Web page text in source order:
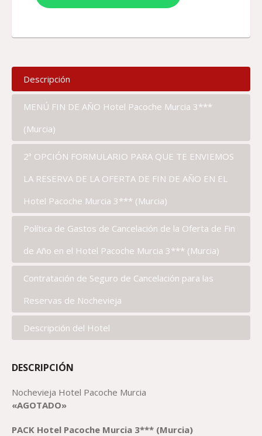
Descripción
MENÚ FIN DE AÑO Hotel Pacoche Murcia 3***
(Murcia)
2ª OPCIÓN FORMULARIO PARA QUE TE ENVIEMOS
LA RESERVA DE LA OFERTA DE FIN DE AÑO EN EL
Hotel Pacoche Murcia 3*** (Murcia)
Política de Gastos de Cancelación de la Oferta de Fin
de Año en el Hotel Pacoche Murcia 3*** (Murcia)
Contratación de Seguro de Cancelación para las
Reservas de Nochevieja
Descripción del Hotel
DESCRIPCIÓN
Nochevieja Hotel Pacoche Murcia
«AGOTADO»
PACK Hotel Pacoche Murcia 3*** (Murcia)